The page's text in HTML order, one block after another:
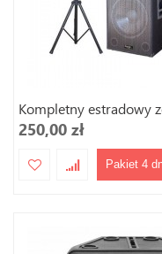
Kompletny estradowy
250,00 zł
Pakiet 4